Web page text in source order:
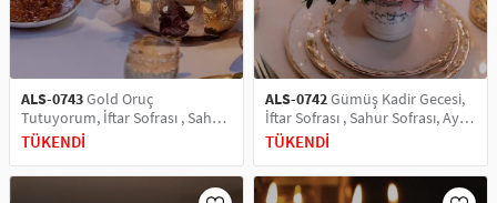
ALS-0743Gold Oruç
Tutuyorum, İftar Sofrası , Sahur
Sofrası, Ayna Pleksi Pasta Üstü
TÜKENDİ
ALS-0742Gümüş Kadir Gecesi,
İftar Sofrası , Sahur Sofrası, Ayna
Pleksi Pasta Üstü & Pleksi Pasta
TÜKENDİ